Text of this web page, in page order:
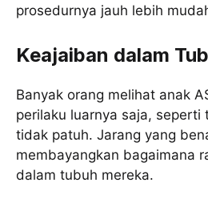
prosedurnya jauh lebih
Keajaiban dalam
Banyak orang melihat anak
perilaku luarnya saja, seperti
tidak patuh. Jarang yang
membayangkan bagaimana
dalam tubuh mereka.